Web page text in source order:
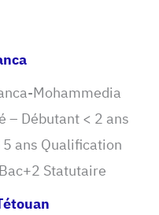
Mohammedia
– Débutant < 2 ans
ans Qualification
Statutaire